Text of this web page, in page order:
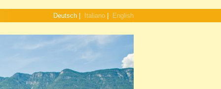
Deutsch Italiano English